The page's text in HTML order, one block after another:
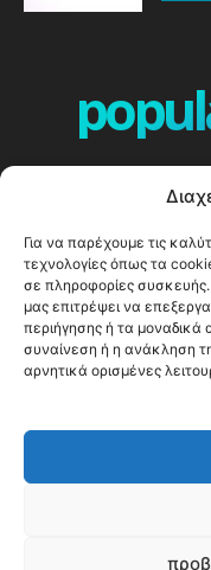
Για να παρέχουμε τις
τεχνολογίες όπως τα
σε πληροφορίες συσκευής.
μας επιτρέψει να
περιήγησης ή τα μοναδικά
συναίνεση ή η ανάκληση
αρνητικά ορισμένες
ΕΥΡΩΠΗ
ΚΟΣΜΟΣ - WORLD
Top10
Cool spots
ΝΗΣΙΑ
©